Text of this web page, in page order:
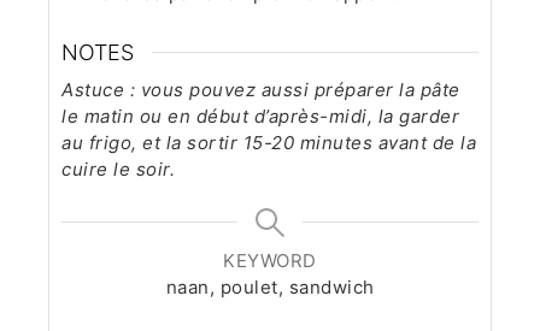
NOTES
Astuce : vous pouvez aussi préparer la pâte
le matin ou en début d’après-midi, la garder
au frigo, et la sortir 15-20 minutes avant de la
cuire le soir.
KEYWORD
naan, poulet, sandwich